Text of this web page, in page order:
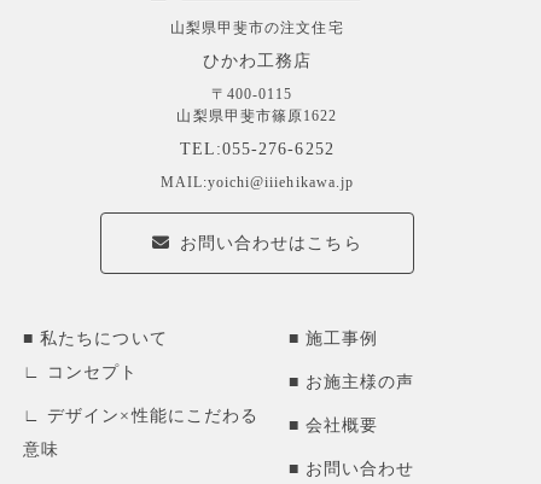
山梨県甲斐市の注文住宅
ひかわ工務店
〒400-0115
山梨県甲斐市篠原1622
TEL:055-276-6252
MAIL:yoichi@iiiehikawa.jp
お問い合わせはこちら
私たちについて
コンセプト
デザイン×性能にこだわる
意味
施工事例
お施主様の声
会社概要
お問い合わせ